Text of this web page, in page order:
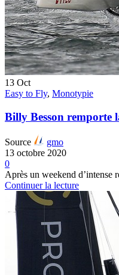
13 Oct
Easy to Fly, Monotypie
Billy Besson remporte
Source
gmo
13 octobre 2020
0
Après un weekend
Continuer la lecture